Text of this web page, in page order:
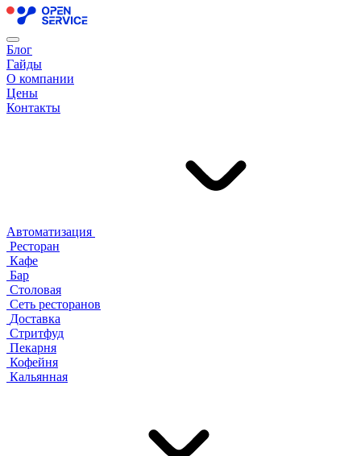
Блог
Гайды
О компании
Цены
Контакты
Автоматизация
Ресторан
Кафе
Бар
Столовая
Сеть ресторанов
Доставка
Стритфуд
Пекарня
Кофейня
Кальянная